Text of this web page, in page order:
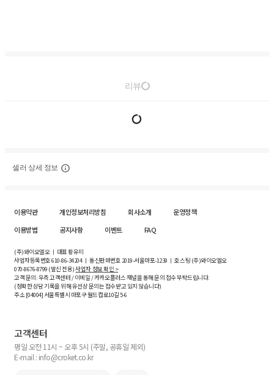
리뷰
셀러 상세 정보
이용약관 개인정보처리방침 회사소개
운영정책
이용방법
공지사항 이벤트 FAQ
(주)와이오엘오 ㅣ 대표 황유미
사업자등록번호610-86-34204ㅣ 통신판매번호 2019-서울마포-1239 ㅣ 호스팅 (주)와이오엘오
070-8676-8799 (발신 전용)사업자 정보 확인 >
고객 문의: 우측 고객센터 / 이메일 / 카카오플러스 채널을 통해 문의 접수 부탁드립니다.
(정확한 상담 기록을 위해 유선상 문의는 접수받고 있지 않습니다)
주소 [04004] 서울특별시 마포구 월드컵로10길5-6
고객센터
평일 오전 11시 ~ 오후 5시 (주말, 공휴일 제외)
E-mail : info@croket.co.kr